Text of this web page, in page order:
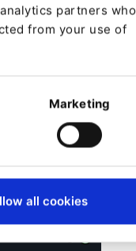
partners who
from your use of
Marketing
all cookies
clients que
des